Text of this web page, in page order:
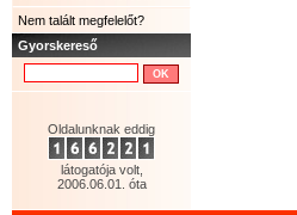
Nem talált megfelelőt?
Gyorskereső
Oldalunknak eddig
látogatója volt,
2006.06.01. óta